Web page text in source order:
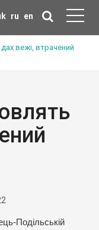
ru en
вежі, втрачений
Подільській